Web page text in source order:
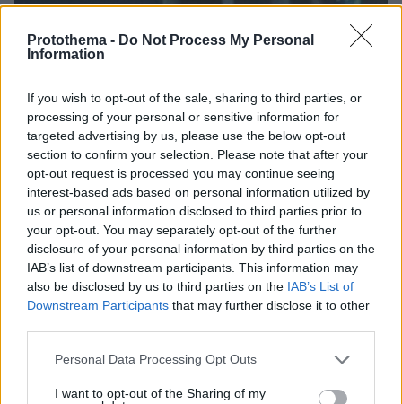
Protothema - Do Not Process My Personal
Information
If you wish to opt-out of the sale, sharing to third parties, or
processing of your personal or sensitive information for
targeted advertising by us, please use the below opt-out
section to confirm your selection. Please note that after your
opt-out request is processed you may continue seeing
interest-based ads based on personal information utilized by
us or personal information disclosed to third parties prior to
your opt-out. You may separately opt-out of the further
disclosure of your personal information by third parties on the
IAB’s list of downstream participants. This information may
also be disclosed by us to third parties on the IAB’s List of
Downstream Participants that may further disclose it to other
Please note that this website/app uses one or more Google
not limited to your visit or usage behaviour. You may click to
Personal Data Processing Opt Outs
I want to opt-out of the Sharing of my
Στη ΓΑΔΑ κρατείται η 46χρονη που κατηγορείται
για την επίθεση στη Marfin, δείτε βίντεο και